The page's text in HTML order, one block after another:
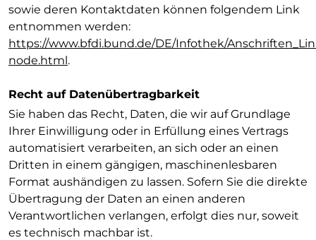
sowie deren Kontaktdaten können folgendem Link
entnommen werden:
https://www.bfdi.bund.de/DE/Infothek/
node.html.
Recht auf Datenübertragbarkeit
Sie haben das Recht, Daten, die wir auf Grundlage
Ihrer Einwilligung oder in Erfüllung eines Vertrags
automatisiert verarbeiten, an sich oder an einen
Dritten in einem gängigen, maschinenlesbaren
Format aushändigen zu lassen. Sofern Sie die direkte
Übertragung der Daten an einen anderen
Verantwortlichen verlangen, erfolgt dies nur, soweit
es technisch machbar ist.